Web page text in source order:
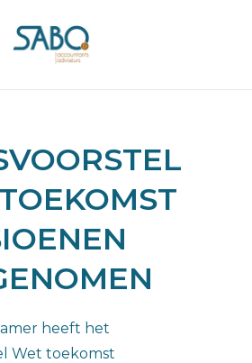
heeft het
Wet toekomst